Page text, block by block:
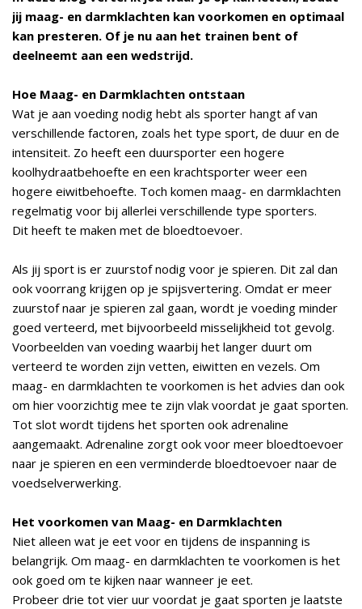
jij maag- en darmklachten kan voorkomen en optimaal
kan presteren. Of je nu aan het trainen bent of
deelneemt aan een wedstrijd.
Hoe Maag- en Darmklachten ontstaan
Wat je aan voeding nodig hebt als sporter hangt af van
verschillende factoren, zoals het type sport, de duur en de
intensiteit. Zo heeft een duursporter een hogere
koolhydraatbehoefte en een krachtsporter weer een
hogere eiwitbehoefte. Toch komen maag- en darmklachten
regelmatig voor bij allerlei verschillende type sporters.
Dit heeft te maken met de bloedtoevoer.
Als jij sport is er zuurstof nodig voor je spieren. Dit zal dan
ook voorrang krijgen op je spijsvertering. Omdat er meer
zuurstof naar je spieren zal gaan, wordt je voeding minder
goed verteerd, met bijvoorbeeld misselijkheid tot gevolg.
Voorbeelden van voeding waarbij het langer duurt om
verteerd te worden zijn vetten, eiwitten en vezels. Om
maag- en darmklachten te voorkomen is het advies dan ook
om hier voorzichtig mee te zijn vlak voordat je gaat sporten.
Tot slot wordt tijdens het sporten ook adrenaline
aangemaakt. Adrenaline zorgt ook voor meer bloedtoevoer
naar je spieren en een verminderde bloedtoevoer naar de
voedselverwerking.
Het voorkomen van Maag- en Darmklachten
Niet alleen wat je eet voor en tijdens de inspanning is
belangrijk. Om maag- en darmklachten te voorkomen is het
ook goed om te kijken naar wanneer je eet.
Probeer drie tot vier uur voordat je gaat sporten je laatste